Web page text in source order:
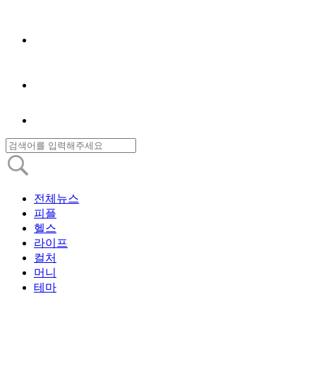
전체뉴스
피플
헬스
라이프
컬처
머니
테마